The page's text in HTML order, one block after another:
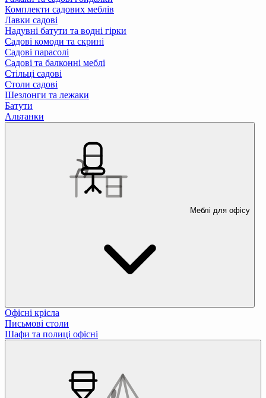
Комплекти садових меблів
Лавки садові
Надувні батути та водні гірки
Садові комоди та скрині
Садові парасолі
Садові та балконні меблі
Стільці садові
Столи садові
Шезлонги та лежаки
Батути
Альтанки
Меблі для офісу
Офісні крісла
Письмові столи
Шафи та полиці офісні